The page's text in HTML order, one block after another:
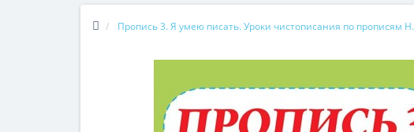
Пропись 3. Я умею писать. Уроки чистописания по прописям